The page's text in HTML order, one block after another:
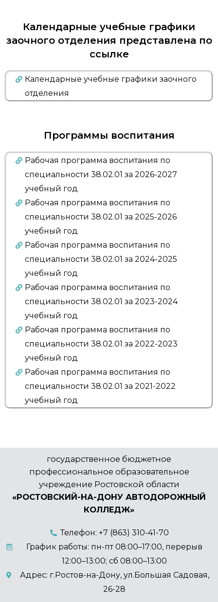
Календарные учебные графики
заочного отделения представлена по
ссылке
Календарные учебные графики заочного
отделения
Программы воспитания
Рабочая программа воспитания по
специальности 38.02.01 за 2026-2027
учебный год
Рабочая программа воспитания по
специальности 38.02.01 за 2025-2026
учебный год
Рабочая программа воспитания по
специальности 38.02.01 за 2024-2025
учебный год
Рабочая программа воспитания по
специальности 38.02.01 за 2023-2024
учебный год
Рабочая программа воспитания по
специальности 38.02.01 за 2022-2023
учебный год
Рабочая программа воспитания по
специальности 38.02.01 за 2021-2022
учебный год
государственное бюджетное
профессиональное образовательное
учреждение Ростовской области
«РОСТОВСКИЙ-НА-ДОНУ АВТОДОРОЖНЫЙ
КОЛЛЕДЖ»
Телефон: +7 (863) 310-41-70
График работы: пн-пт 08:00–17:00, перерыв
12:00–13:00; сб 08:00–13:00
Адрес: г.Ростов-на-Дону, ул.Большая Садовая,
26-28